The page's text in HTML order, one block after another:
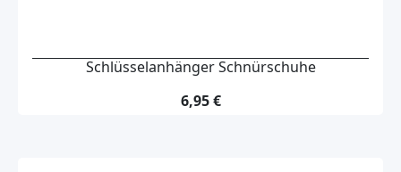
Schlüsselanhänger Schnürschuhe
6,95 €